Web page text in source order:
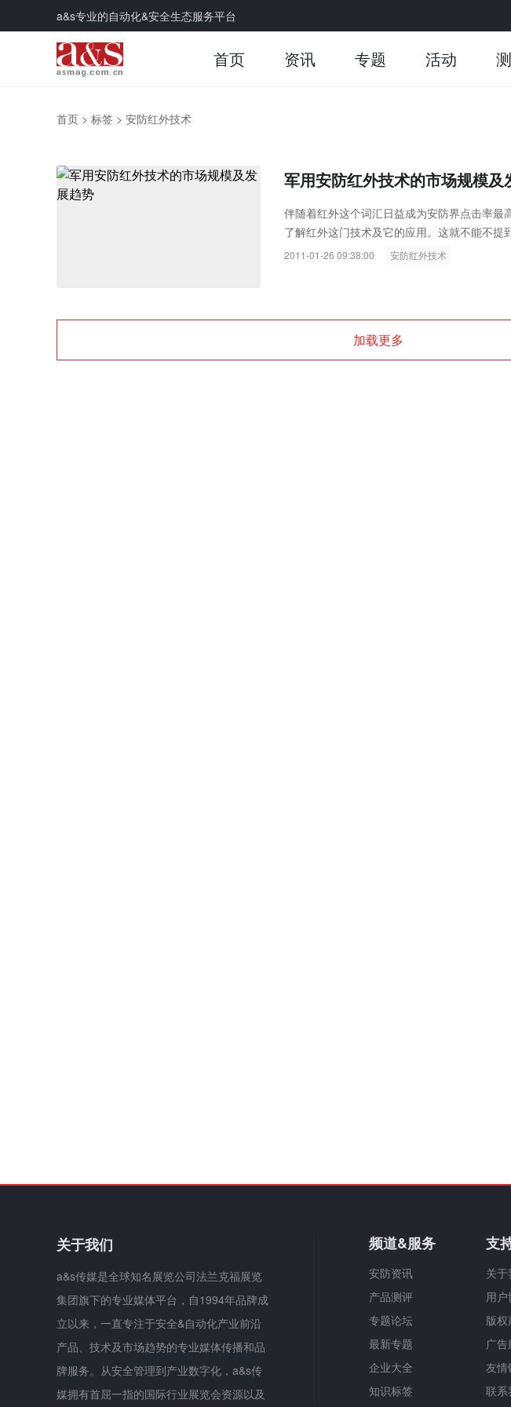
a&s专业的自动化&安全生态服务平台
首页 资讯 专题 活动
首页 > 标签 > 安防红外技术
军用安防红外技术的市场规模及
伴随着红外这个词汇日益成为安防界点击率
了解红外这门技术及它的应用。这就不能不提
2011-01-26 09:38:00 安防红外技术
加载更多
Raythink燧石技术：以红外技术，筑造
关于我们
a&s传媒是全球知名展览公司法兰克福展览
集团旗下的专业媒体平台，自1994年品牌成
立以来，一直专注于安全&自动化产业前沿
产品、技术及市场趋势的专业媒体传播和品
牌服务。从安全管理到产业数字化，a&s传
媒拥有首屈一指的国际行业展览会资源以及
频道&服务
安防资讯
产品测评
专题论坛
最新专题
企业大全
知识标签
支
关于
用户
版权
广告
友情
联系